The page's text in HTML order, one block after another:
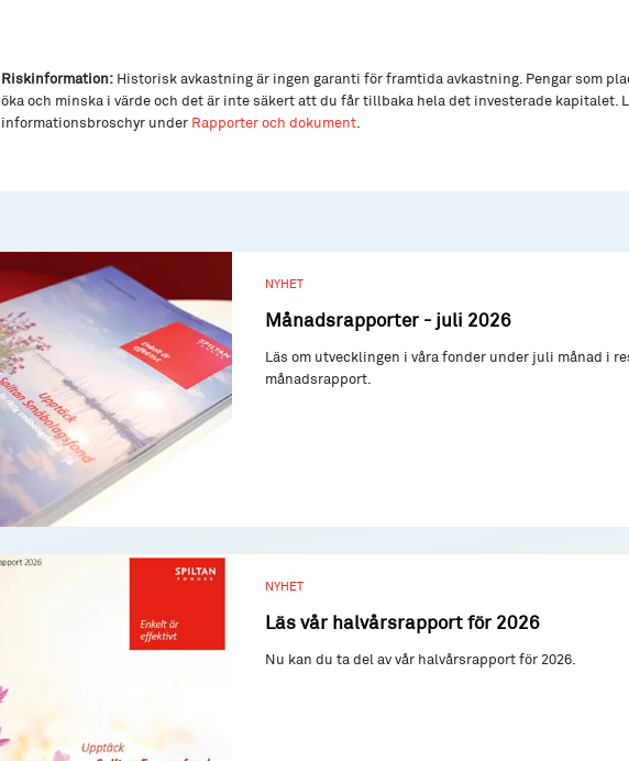
Riskinformation:Historisk avkastning är ingen garanti för framtida avkastning. Pengar som
öka och minska i värde och det är inte säkert att du får tillbaka hela det investerade kapitalet.
informationsbroschyr under Rapporter och dokument.
NYHET
Månadsrapporter - juli 2026
Läs om utvecklingen i våra fonder under juli månad i
månadsrapport.
NYHET
Läs vår halvårsrapport för 2026
Nu kan du ta del av vår halvårsrapport för 2026.